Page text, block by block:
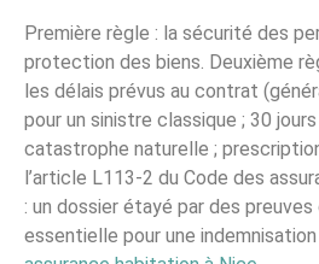
Première règle : la sécurité des
protection des biens. Deuxième
les délais prévus au contrat
pour un sinistre classique ; 30
catastrophe naturelle ;
l’article L113-2 du Code des
: un dossier étayé par des
essentielle pour une